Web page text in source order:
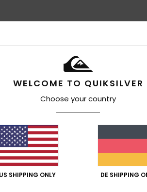
WELCOME TO QUIKSILVER
Choose your country
US SHIPPING ONLY DE SHIPPING